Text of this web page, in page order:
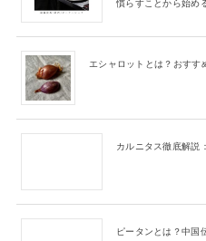
慣らすことから始め
エシャロットとは？おすす
カルニタス徹底解説
ピータンとは？中国